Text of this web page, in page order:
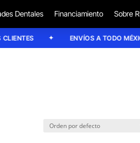
Dentales Financiamiento Sobre
ENVÍOS A TODO MÉXICO